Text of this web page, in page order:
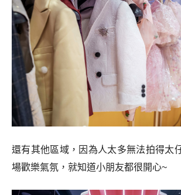
還有其他區域，因為人太多無法拍得太
場歡樂氣氛，就知道小朋友都很開心~